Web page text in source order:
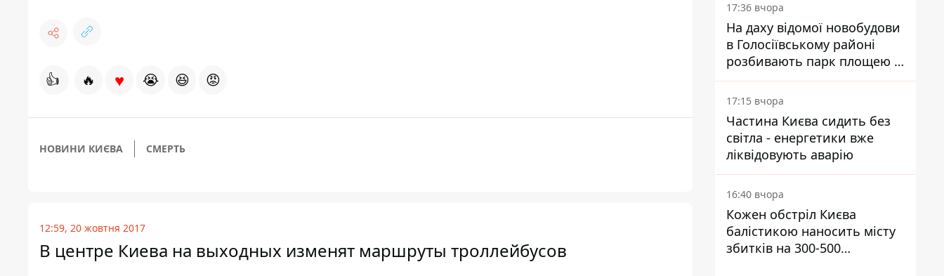
👍 🔥 ♥ 😭 😆 😡
НОВИНИ КИЄВА СМЕРТЬ
12:59, 20 жовтня 2017
В центре Киева на выходных изменят маршруты троллейбусов
17:36 вчора
На даху відомої новобудови
в Голосіївському районі
розбивають парк площею в
гектар
17:15 вчора
Частина Києва сидить без
світла - енергетики вже
ліквідовують аварію
16:40 вчора
Кожен обстріл Києва
балістикою наносить місту
збитків на 300-500